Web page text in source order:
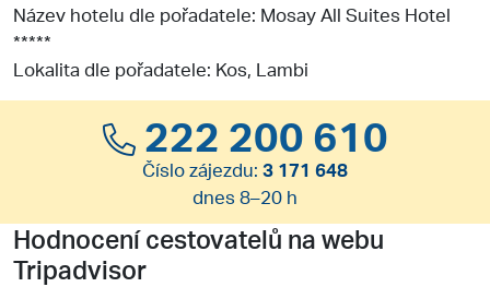
Název hotelu dle pořadatele: Mosay All Suites Hotel
*****
Lokalita dle pořadatele: Kos, Lambi
222 200 610
Číslo zájezdu: 3 171 648
dnes 8–20 h
Hodnocení cestovatelů na webu
Tripadvisor